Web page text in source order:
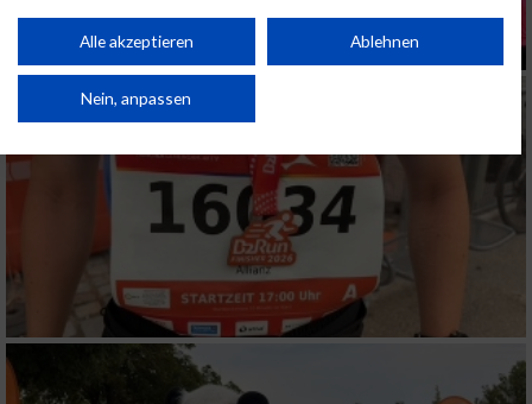
Performance von Inhalten. Analyse von Zielgruppen durch Statistiken oder
Kombinationen von Daten aus verschiedenen Quellen. Entwicklung und
von Inhalten.
Daten können außerhalb der Europäischen Union weitergegeben und in die
Website/App.
Partnerliste anzeigen (1 IAB-Anbieter)
Wir nutzen Ihre Daten für folgende Zwecke:
Speichern von oder Zugriff auf Informationen
auf einem Endgerät
Verwendung reduzierter Daten zur Auswahl
Alle akzeptieren Ablehnen
Nein, anpassen